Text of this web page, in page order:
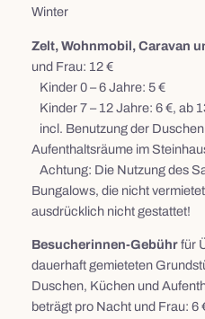
Winter
Zelt, Wohnmobil, Caravan
und Frau: 12 €
Kinder 0 – 6 Jahre: 5 €
Kinder 7 – 12 Jahre: 6 €, ab
incl. Benutzung der
Aufenthaltsräume im
Achtung: Die Nutzung des
Bungalows, die nicht
ausdrücklich nicht gestattet!
Besucherinnen-Gebührfür
dauerhaft gemieteten
Duschen, Küchen und
beträgt pro Nacht und Frau: 6